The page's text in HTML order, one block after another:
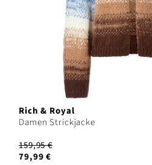
Rich & Royal
Damen Strickjacke
159,95 €
79,99 €